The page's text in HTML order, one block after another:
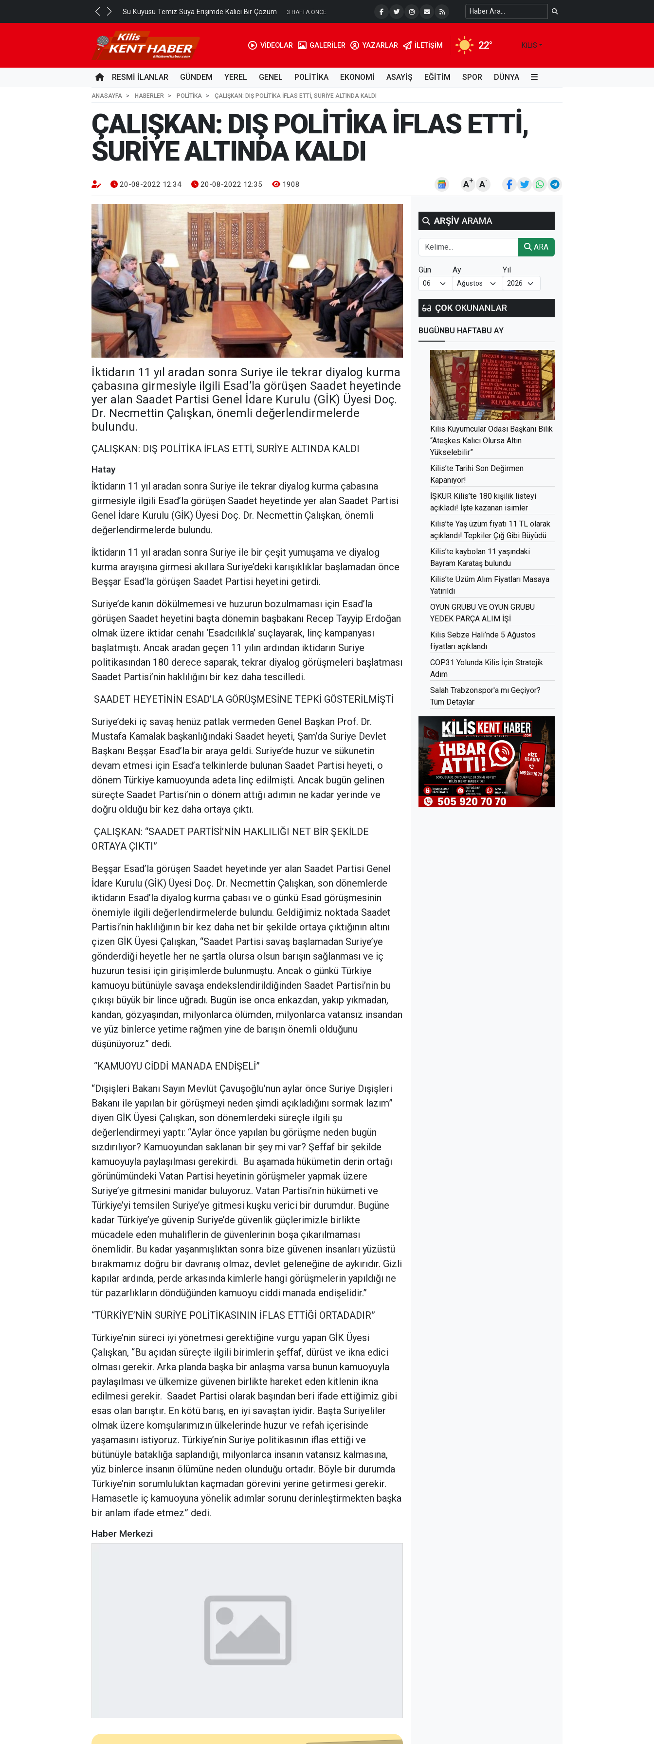
Su Kuyusu Temiz Suya Erişimde Kalıcı Bir Çözüm 3 HAFTA ÖNCE Ahmet Telli Kimdir, Hayatı ve Unutulmaz Eserleri Türk...
VİDEOLAR GALERİLER YAZARLAR İLETIŞIM 22° KILIS
RESMİ İLANLAR GÜNDEM YEREL GENEL POLİTİKA EKONOMİ ASAYİŞ EĞİTİM SPOR DÜNYA
ANASAYFA HABERLER POLİTİKA ÇALIŞKAN: DIŞ POLİTİKA İFLAS ETTİ, SURİYE ALTINDA KALDI
ÇALIŞKAN: DIŞ POLİTİKA İFLAS ETTİ,
SURİYE ALTINDA KALDI
20-08-2022 12:34 20-08-2022 12:35 1908 A+ A-
İktidarın 11 yıl aradan sonra Suriye ile tekrar diyalog kurma
çabasına girmesiyle ilgili Esad’la görüşen Saadet heyetinde
yer alan Saadet Partisi Genel İdare Kurulu (GİK) Üyesi Doç.
Dr. Necmettin Çalışkan, önemli değerlendirmelerde
bulundu.
ÇALIŞKAN: DIŞ POLİTİKA İFLAS ETTİ, SURİYE ALTINDA KALDI
Hatay
İktidarın 11 yıl aradan sonra Suriye ile tekrar diyalog kurma çabasına
girmesiyle ilgili Esad’la görüşen Saadet heyetinde yer alan Saadet Partisi
Genel İdare Kurulu (GİK) Üyesi Doç. Dr. Necmettin Çalışkan, önemli
değerlendirmelerde bulundu.
İktidarın 11 yıl aradan sonra Suriye ile bir çeşit yumuşama ve diyalog
kurma arayışına girmesi akıllara Suriye’deki karışıklıklar başlamadan önce
Beşşar Esad’la görüşen Saadet Partisi heyetini getirdi.
Suriye’de kanın dökülmemesi ve huzurun bozulmaması için Esad’la
görüşen Saadet heyetini başta dönemin başbakanı Recep Tayyip Erdoğan
olmak üzere iktidar cenahı ‘Esadcılıkla’ suçlayarak, linç kampanyası
başlatmıştı. Ancak aradan geçen 11 yılın ardından iktidarın Suriye
politikasından 180 derece saparak, tekrar diyalog görüşmeleri başlatması
Saadet Partisi’nin haklılığını bir kez daha tescilledi.
SAADET HEYETİNİN ESAD’LA GÖRÜŞMESİNE TEPKİ GÖSTERİLMİŞTİ
Suriye’deki iç savaş henüz patlak vermeden Genel Başkan Prof. Dr.
Mustafa Kamalak başkanlığındaki Saadet heyeti, Şam’da Suriye Devlet
Başkanı Beşşar Esad’la bir araya geldi. Suriye’de huzur ve sükunetin
devam etmesi için Esad’a telkinlerde bulunan Saadet Partisi heyeti, o
dönem Türkiye kamuoyunda adeta linç edilmişti. Ancak bugün gelinen
süreçte Saadet Partisi’nin o dönem attığı adımın ne kadar yerinde ve
doğru olduğu bir kez daha ortaya çıktı.
ÇALIŞKAN: “SAADET PARTİSİ’NİN HAKLILIĞI NET BİR ŞEKİLDE
ORTAYA ÇIKTI”
Beşşar Esad’la görüşen Saadet heyetinde yer alan Saadet Partisi Genel
İdare Kurulu (GİK) Üyesi Doç. Dr. Necmettin Çalışkan, son dönemlerde
iktidarın Esad’la diyalog kurma çabası ve o günkü Esad görüşmesinin
önemiyle ilgili değerlendirmelerde bulundu. Geldiğimiz noktada Saadet
Partisi’nin haklılığının bir kez daha net bir şekilde ortaya çıktığının altını
çizen GİK Üyesi Çalışkan, “Saadet Partisi savaş başlamadan Suriye’ye
gönderdiği heyetle her ne şartla olursa olsun barışın sağlanması ve iç
huzurun tesisi için girişimlerde bulunmuştu. Ancak o günkü Türkiye
kamuoyu bütünüyle savaşa endekslendirildiğinden Saadet Partisi’nin bu
çıkışı büyük bir lince uğradı. Bugün ise onca enkazdan, yakıp yıkmadan,
kandan, gözyaşından, milyonlarca ölümden, milyonlarca vatansız insandan
ve yüz binlerce yetime rağmen yine de barışın önemli olduğunu
düşünüyoruz” dedi.
“KAMUOYU CİDDİ MANADA ENDİŞELİ”
“Dışişleri Bakanı Sayın Mevlüt Çavuşoğlu’nun aylar önce Suriye Dışişleri
Bakanı ile yapılan bir görüşmeyi neden şimdi açıkladığını sormak lazım”
diyen GİK Üyesi Çalışkan, son dönemlerdeki süreçle ilgili şu
değerlendirmeyi yaptı: “Aylar önce yapılan bu görüşme neden bugün
sızdırılıyor? Kamuoyundan saklanan bir şey mi var? Şeffaf bir şekilde
kamuoyuyla paylaşılması gerekirdi. Bu aşamada hükümetin derin ortağı
görünümündeki Vatan Partisi heyetinin görüşmeler yapmak üzere
Suriye’ye gitmesini manidar buluyoruz. Vatan Partisi’nin hükümeti ve
Türkiye’yi temsilen Suriye’ye gitmesi kuşku verici bir durumdur. Bugüne
kadar Türkiye’ye güvenip Suriye’de güvenlik güçlerimizle birlikte
mücadele eden muhaliflerin de güvenlerinin boşa çıkarılmaması
önemlidir. Bu kadar yaşanmışlıktan sonra bize güvenen insanları yüzüstü
bırakmamız doğru bir davranış olmaz, devlet geleneğine de aykırıdır. Gizli
kapılar ardında, perde arkasında kimlerle hangi görüşmelerin yapıldığı ne
tür pazarlıkların döndüğünden kamuoyu ciddi manada endişelidir.”
“TÜRKİYE’NİN SURİYE POLİTİKASININ İFLAS ETTİĞİ ORTADADIR”
Türkiye’nin süreci iyi yönetmesi gerektiğine vurgu yapan GİK Üyesi
Çalışkan, “Bu açıdan süreçte ilgili birimlerin şeffaf, dürüst ve ikna edici
olması gerekir. Arka planda başka bir anlaşma varsa bunun kamuoyuyla
paylaşılması ve ülkemize güvenen birlikte hareket eden kitlenin ikna
edilmesi gerekir. Saadet Partisi olarak başından beri ifade ettiğimiz gibi
esas olan barıştır. En kötü barış, en iyi savaştan iyidir. Başta Suriyeliler
olmak üzere komşularımızın ülkelerinde huzur ve refah içerisinde
yaşamasını istiyoruz. Türkiye’nin Suriye politikasının iflas ettiği ve
bütünüyle bataklığa saplandığı, milyonlarca insanın vatansız kalmasına,
yüz binlerce insanın ölümüne neden olunduğu ortadır. Böyle bir durumda
Türkiye’nin sorumluluktan kaçmadan görevini yerine getirmesi gerekir.
Hamasetle iç kamuoyuna yönelik adımlar sorunu derinleştirmekten başka
bir anlam ifade etmez” dedi.
Haber Merkezi
ARŞİV ARAMA
ARA
Gün Ay Yıl
ÇOK OKUNANLAR
BUGÜNBU HAFTABU AY
Kilis Kuyumcular Odası Başkanı Bilik
“Ateşkes Kalıcı Olursa Altın
Yükselebilir”
Kilis’te Tarihi Son Değirmen
Kapanıyor!
İŞKUR Kilis’te 180 kişilik listeyi
açıkladı! İşte kazanan isimler
Kilis’te Yaş üzüm fiyatı 11 TL olarak
açıklandı! Tepkiler Çığ Gibi Büyüdü
Kilis’te kaybolan 11 yaşındaki
Bayram Karataş bulundu
Kilis’te Üzüm Alım Fiyatları Masaya
Yatırıldı
OYUN GRUBU VE OYUN GRUBU
YEDEK PARÇA ALIM İŞİ
Kilis Sebze Hali’nde 5 Ağustos
fiyatları açıklandı
COP31 Yolunda Kilis İçin Stratejik
Adım
Salah Trabzonspor'a mı Geçiyor?
Tüm Detaylar